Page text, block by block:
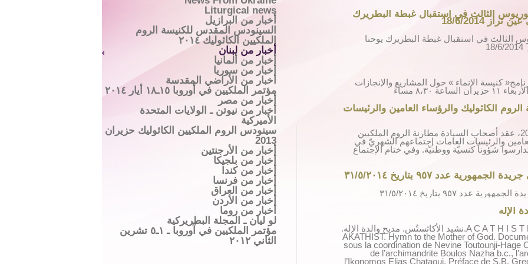
الثالث في استقبال غبطة البطريرك
18/6/2014
الثالث في استقبال غبطة البطريرك يوحنا
كنيسة الإنماء » حول المشاريع والإنجازات
٨،٣٠ مساءً
الكاثوليك والرؤساء العامين والرئيسات
في الرابع من شهر حزيران 2014، عقد أصحاب السيادة مطارنة الروم الملكيين
والرئيسات العامات إجتماعهم الشهريّ في
شؤوناً كنسيّة ووطنيّة. وفي ختام الإجتماع
عدد ٩٥٧ بتاريخ ٣١/٥/٢٠١٤
٩٥٧ بتاريخ ٣١/٥/٢٠١٤
الإله
A C A T H I S T E. Hymne à la Mère de Dieu.نشيد الأكاثستُس. مديح والدة الإله.
AKATHIST. Hymn to the Mother of God.
sous la coordination de Nevine Toutounji-Hage
de l’archimandrite Boulos Nazha b.c.,
l’Ikonomos Elias Chataoui. Préface de S.B.
Liturgical news
أخبار من البرازيل
السينودس المقدس للكنيسة الروم
الملكيين الكاثوليك ٢٠١٤
أخبار من لبنان
أخبار من ألمانيا
أخبار من سوريا
أخبار من الأراضي المقدسة
مؤتمر الملكيين في أوروبا ١٥ـ١٨ أيار ٢٠١٤
أخبار من مصر
أخبار من نيوتن ـ الولايات المتحدة
الأميركية
سينودس الروم الملكيين الكاثوليك حزيران
2013
أخبار من الأرجنتين
أخبار من بلجيكا
أخبار من كندا
أخبار من فرنسا
أخبار من العراق
أخبار من الأردن
أخبار من روما
لو ليان ـ المجلة البطريركية
مؤتمر الملكيين في آوروبا ـ ١ـ٥ تشرين
الثاني ٢٠١٢